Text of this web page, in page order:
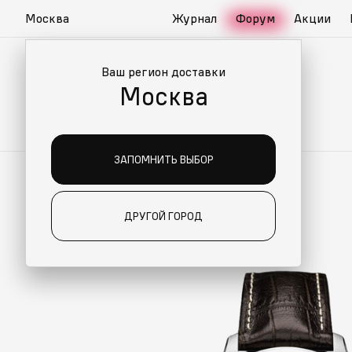
Москва
Ваш регион доставки
Москва
ЗАПОМНИТЬ ВЫБОР
ДРУГОЙ ГОРОД
Журнал Форум Акции
ДЛЯ ВАС